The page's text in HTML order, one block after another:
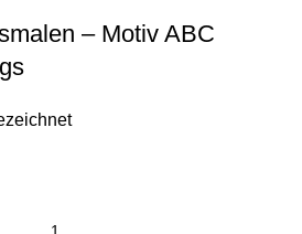
– Motiv ABC